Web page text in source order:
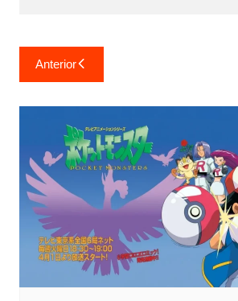
Navegación
de
entradas
Anterior